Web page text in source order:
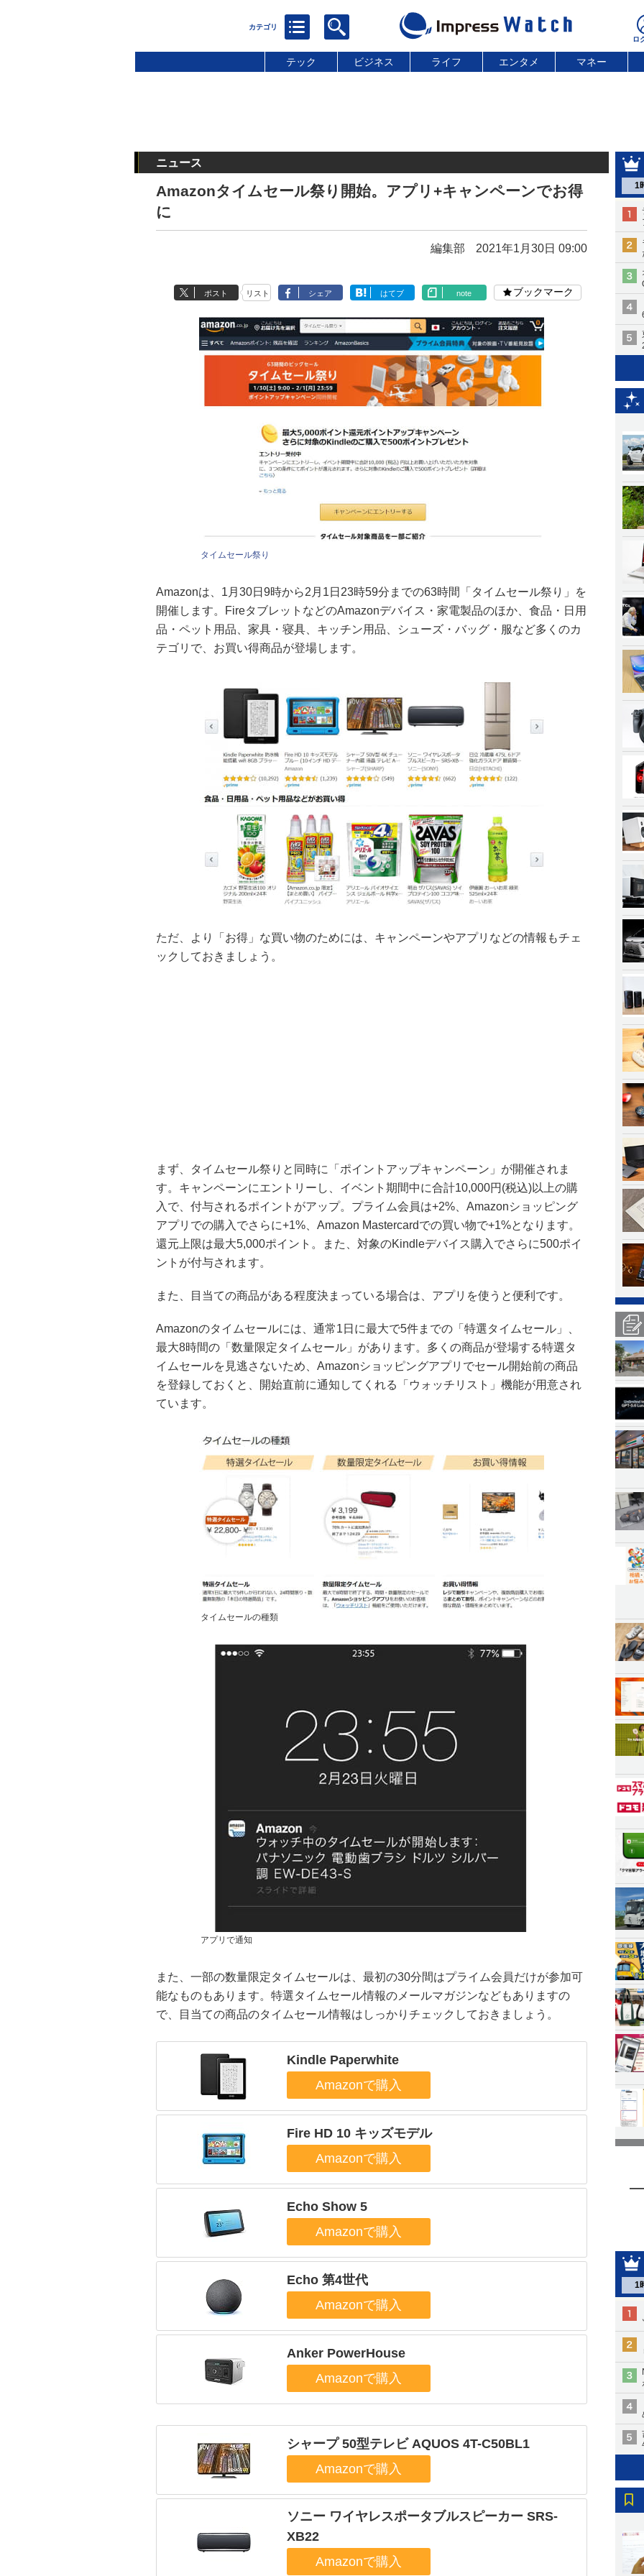
テック ビジネス ライフ エンタメ マネー
1
1
ニュース
Amazonタイムセール祭り開始。アプリ+キャンペーンでお得
に
編集部 2021年1月30日 09:00
ポスト リスト シェア はてブ note ブックマーク
タイムセール祭り
Amazonは、1月30日9時から2月1日23時59分までの63時間「タイムセール祭り」を
開催します。FireタブレットなどのAmazonデバイス・家電製品のほか、食品・日用
品・ペット用品、家具・寝具、キッチン用品、シューズ・バッグ・服など多くのカ
テゴリで、お買い得商品が登場します。
ただ、より「お得」な買い物のためには、キャンペーンやアプリなどの情報もチェ
ックしておきましょう。
まず、タイムセール祭りと同時に「ポイントアップキャンペーン」が開催されま
す。キャンペーンにエントリーし、イベント期間中に合計10,000円(税込)以上の購
入で、付与されるポイントがアップ。プライム会員は+2%、Amazonショッピング
アプリでの購入でさらに+1%、Amazon Mastercardでの買い物で+1%となります。
還元上限は最大5,000ポイント。また、対象のKindleデバイス購入でさらに500ポイ
ントが付与されます。
また、目当ての商品がある程度決まっている場合は、アプリを使うと便利です。
Amazonのタイムセールには、通常1日に最大で5件までの「特選タイムセール」、
最大8時間の「数量限定タイムセール」があります。多くの商品が登場する特選タ
イムセールを見逃さないため、Amazonショッピングアプリでセール開始前の商品
を登録しておくと、開始直前に通知してくれる「ウォッチリスト」機能が用意され
ています。
タイムセールの種類
アプリで通知
また、一部の数量限定タイムセールは、最初の30分間はプライム会員だけが参加可
能なものもあります。特選タイムセール情報のメールマガジンなどもありますの
で、目当ての商品のタイムセール情報はしっかりチェックしておきましょう。
Kindle Paperwhite
Fire HD 10 キッズモデル
Echo Show 5
Echo 第4世代
Anker PowerHouse
シャープ 50型テレビ AQUOS 4T-C50BL1
ソニー ワイヤレスポータブルスピーカー SRS-
XB22